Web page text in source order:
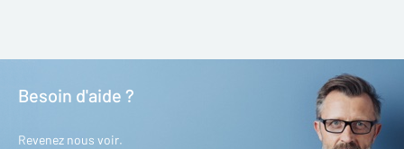
Besoin d'aide ?
Revenez nous voir.